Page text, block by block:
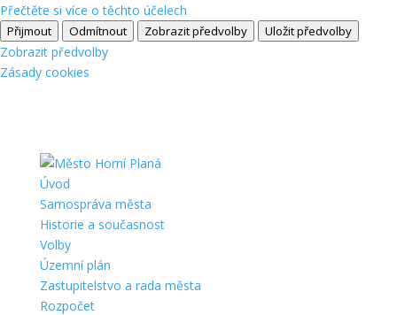
Přečtěte si více o těchto účelech
Přijmout Odmítnout Zobrazit předvolby Uložit předvolby
Zobrazit předvolby
Zásady cookies
Úvod
Samospráva města
Historie a současnost
Volby
Územní plán
Zastupitelstvo a rada města
Rozpočet